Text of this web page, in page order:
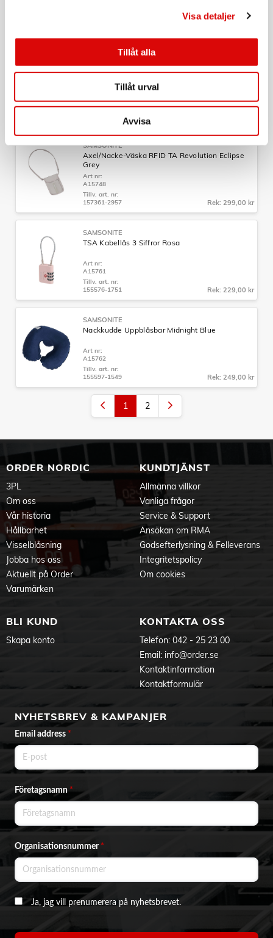
Visa detaljer
Tillåt alla
Tillåt urval
Avvisa
SAMSONITE
Midjeväska RFID-Skyddad TA Revolution Eclipse
Tillv. art. nr:
SAMSONITE
Axel/Nacke-Väska RFID TA Revolution Eclipse
Grey
Art nr:
A15748
Tillv. art. nr:
157361-2957
Rek: 299,00 kr
SAMSONITE
TSA Kabellås 3 Siffror Rosa
Art nr:
A15761
Tillv. art. nr:
155576-1751
Rek: 229,00 kr
SAMSONITE
Nackkudde Uppblåsbar Midnight Blue
Art nr:
A15762
Tillv. art. nr:
155597-1549
Rek: 249,00 kr
1 2
ORDER NORDIC
3PL
Om oss
Vår historia
Hållbarhet
Visselblåsning
Jobba hos oss
Aktuellt på Order
Varumärken
KUNDTJÄNST
Allmänna villkor
Vanliga frågor
Service & Support
Ansökan om RMA
Godsefterlysning & Felleverans
Integritetspolicy
Om cookies
BLI KUND
Skapa konto
KONTAKTA OSS
Telefon: 042 - 25 23 00
Email: info@order.se
Kontaktinformation
Kontaktformulär
NYHETSBREV & KAMPANJER
Email address *
Företagsnamn*
Organisationsnummer *
Ja, jag vill prenumerera på nyhetsbrevet.